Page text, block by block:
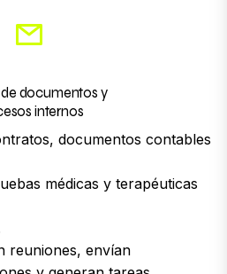
documentos y
internos
documentos contables
médicas y terapéuticas
reuniones, envían